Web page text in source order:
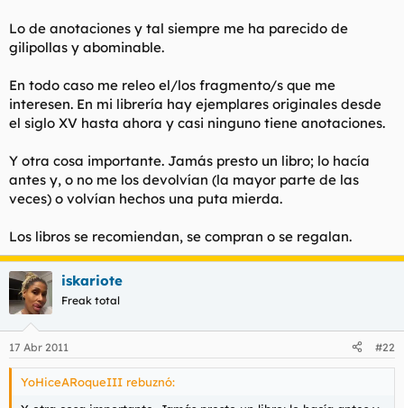
Lo de anotaciones y tal siempre me ha parecido de
gilipollas y abominable.
En todo caso me releo el/los fragmento/s que me
interesen. En mi librería hay ejemplares originales desde
el siglo XV hasta ahora y casi ninguno tiene anotaciones.
Y otra cosa importante. Jamás presto un libro; lo hacía
antes y, o no me los devolvían (la mayor parte de las
veces) o volvían hechos una puta mierda.
Los libros se recomiendan, se compran o se regalan.
iskariote
Freak total
17 Abr 2011 #22
YoHiceARoqueIII rebuznó: